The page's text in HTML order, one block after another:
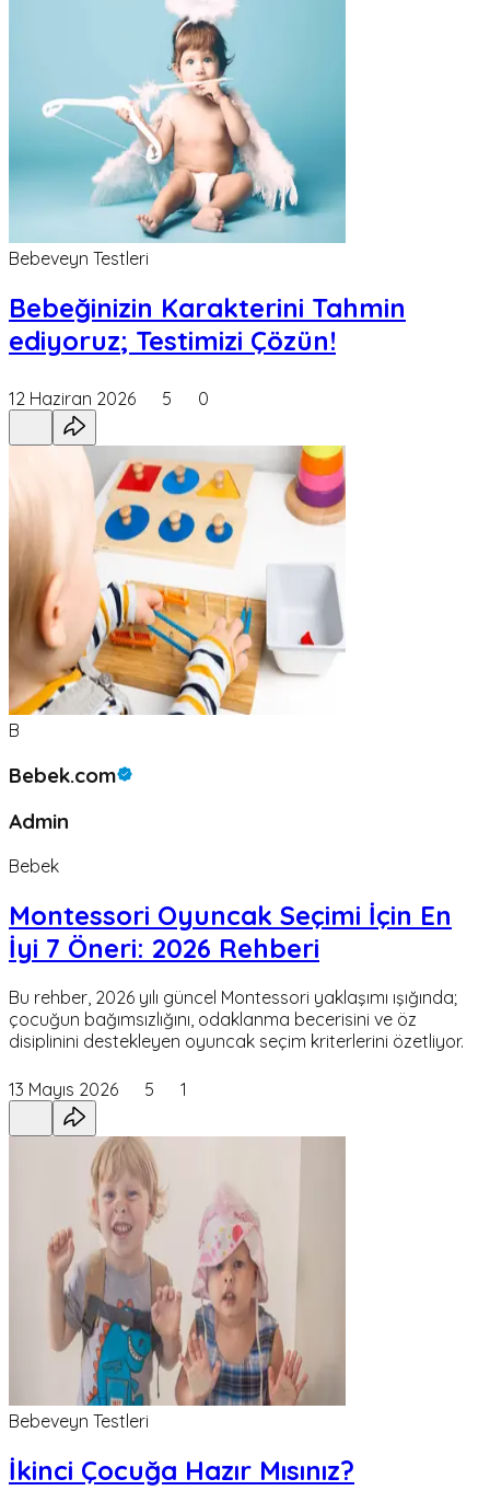
Bebeveyn Testleri
Bebeğinizin Karakterini Tahmin
ediyoruz; Testimizi Çözün!
12 Haziran 2026 5 0
B
Bebek.com
Admin
Bebek
Montessori Oyuncak Seçimi İçin En
İyi 7 Öneri: 2026 Rehberi
Bu rehber, 2026 yılı güncel Montessori yaklaşımı ışığında;
çocuğun bağımsızlığını, odaklanma becerisini ve öz
disiplinini destekleyen oyuncak seçim kriterlerini özetliyor.
13 Mayıs 2026 5 1
Bebeveyn Testleri
İkinci Çocuğa Hazır Mısınız?